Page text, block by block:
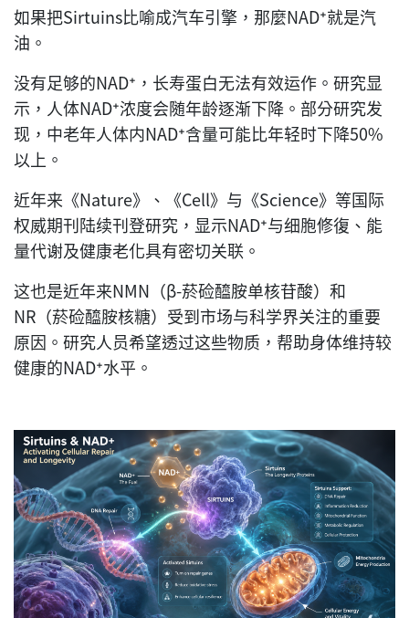
如果把Sirtuins比喻成汽车引擎，那麼NAD⁺就是汽
油。
没有足够的NAD⁺，长寿蛋白无法有效运作。研究显
示，人体NAD⁺浓度会随年龄逐渐下降。部分研究发
现，中老年人体内NAD⁺含量可能比年轻时下降50%
以上。
近年来《Nature》、《Cell》与《Science》等国际
权威期刊陆续刊登研究，显示NAD⁺与细胞修復、能
量代谢及健康老化具有密切关联。
这也是近年来NMN（β-菸硷醯胺单核苷酸）和
NR（菸硷醯胺核糖）受到市场与科学界关注的重要
原因。研究人员希望透过这些物质，帮助身体维持较
健康的NAD⁺水平。